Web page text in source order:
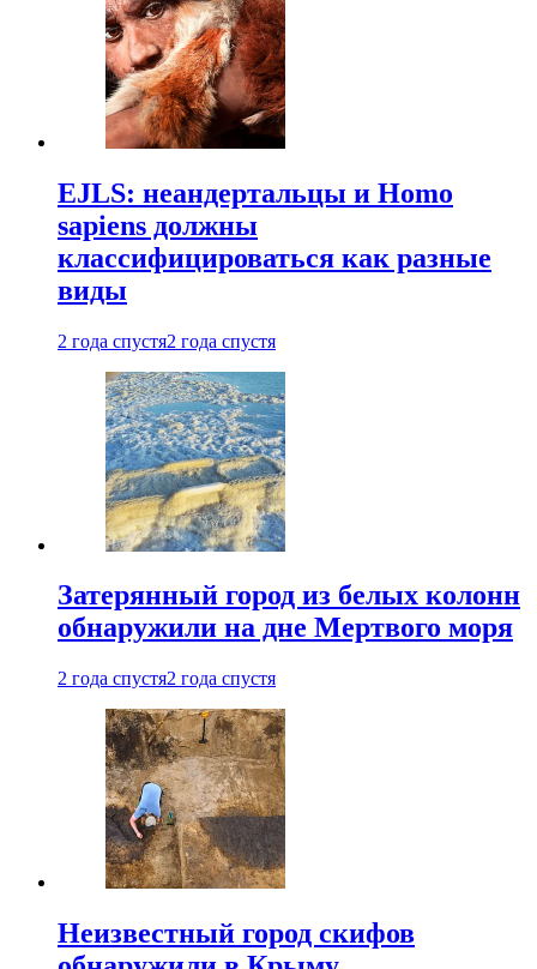
EJLS: неандертальцы и Homo
sapiens должны
классифицироваться как разные
виды
2 года спустя2 года спустя
Затерянный город из белых колонн
обнаружили на дне Мертвого моря
2 года спустя2 года спустя
Неизвестный город скифов